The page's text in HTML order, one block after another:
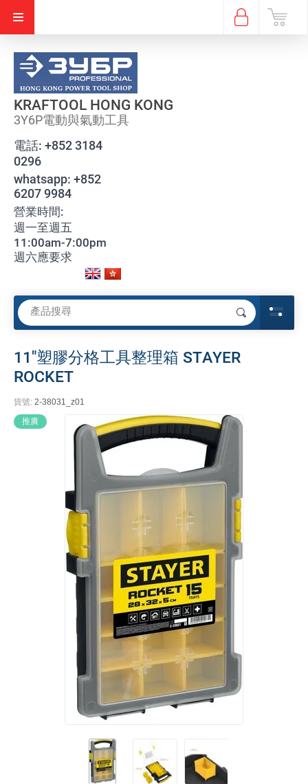
KRAFTOOL HONG KONG
3Y6P電動與氣動工具
電話: +852 3184
0296
whatsapp: +852
6207 9984
營業時間:
週一至週五
11:00am-7:00pm
週六應要求
11"塑膠分格工具整理箱 STAYER
ROCKET
貨號: 2-38031_z01
推廣